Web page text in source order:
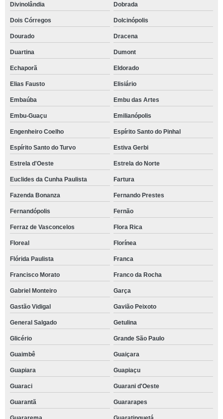
Divinolândia Dobrada
Dois Córregos Dolcinópolis
Dourado Dracena
Duartina Dumont
Echaporã Eldorado
Elias Fausto Elisiário
Embaúba Embu das Artes
Embu-Guaçu Emilianópolis
Engenheiro Coelho Espírito Santo do Pinhal
Espírito Santo do Turvo Estiva Gerbi
Estrela d'Oeste Estrela do Norte
Euclides da Cunha Paulista Fartura
Fazenda Bonanza Fernando Prestes
Fernandópolis Fernão
Ferraz de Vasconcelos Flora Rica
Floreal Florínea
Flórida Paulista Franca
Francisco Morato Franco da Rocha
Gabriel Monteiro Garça
Gastão Vidigal Gavião Peixoto
General Salgado Getulina
Glicério Grande São Paulo
Guaimbê Guaiçara
Guapiara Guapiaçu
Guaraci Guarani d'Oeste
Guarantã Guararapes